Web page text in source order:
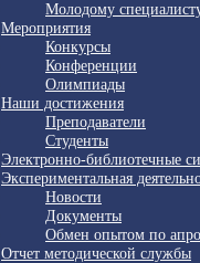
Молодому
Мероприятия
Конкурсы
Конференции
Олимпиады
Наши достижения
Преподаватели
Студенты
Электронно-библиотечные
Экспериментальная
Новости
Документы
Обмен опытом по
Отчет методической службы